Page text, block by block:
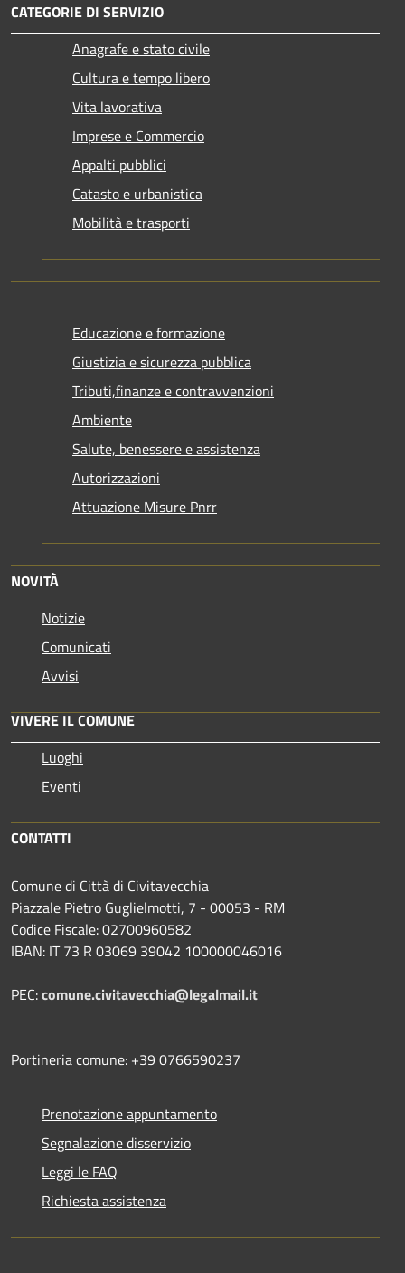
CATEGORIE DI SERVIZIO
Anagrafe e stato civile
Cultura e tempo libero
Vita lavorativa
Imprese e Commercio
Appalti pubblici
Catasto e urbanistica
Mobilità e trasporti
Educazione e formazione
Giustizia e sicurezza pubblica
Tributi,finanze e contravvenzioni
Ambiente
Salute, benessere e assistenza
Autorizzazioni
Attuazione Misure Pnrr
NOVITÀ
Notizie
Comunicati
Avvisi
VIVERE IL COMUNE
Luoghi
Eventi
CONTATTI
Comune di Città di Civitavecchia
Piazzale Pietro Guglielmotti, 7 - 00053 - RM
Codice Fiscale: 02700960582
IBAN: IT 73 R 03069 39042 100000046016
PEC:comune.civitavecchia@legalmail.it
Portineria comune: +39 0766590237
Prenotazione appuntamento
Segnalazione disservizio
Leggi le FAQ
Richiesta assistenza